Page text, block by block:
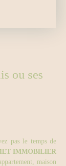
ou ses
pas le temps de
IMMOBILIER
maison